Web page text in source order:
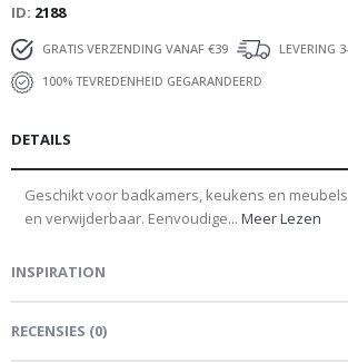
ID 2188
GRATIS VERZENDING VANAF €39
LEVERING
100% TEVREDENHEID GEGARANDEERD
DETAILS
Geschikt voor badkamers, keukens en
en verwijderbaar. Eenvoudige... Meer Lezen
INSPIRATION
RECENSIES (0)